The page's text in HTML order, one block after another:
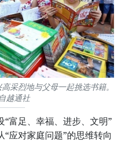
采烈地与父母一起挑选书籍。
越通社
富足、幸福、进步、文明”
应对家庭问题”的思维转向